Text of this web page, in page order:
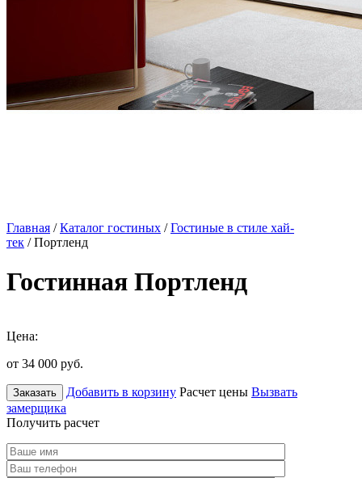
Главная /Каталог гостиных /Гостиные в стиле хай-
тек / Портленд
Гостинная Портленд
Цена:
от 34 000 руб.
Заказать Добавить в корзину Расчет цены Вызвать
замерщика
Получить расчет